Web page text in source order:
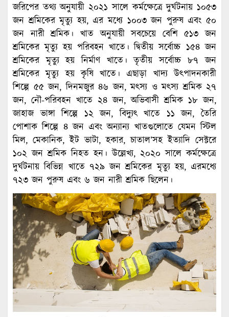
জরিপের তথ্য অনুযায়ী ২০২১ সালে কর্মক্ষেত্রে দুর্ঘটনায় ১০৫৩
জন শ্রমিকের মৃত্যু হয়, এর মধ্যে ১০০৩ জন পুরুষ এবং ৫০
জন নারী শ্রমিক। খাত অনুযায়ী সবচেয়ে বেশি ৫১৩ জন
শ্রমিকের মৃত্যু হয় পরিবহন খাতে। দ্বিতীয় সর্বোচ্চ ১৫৪ জন
শ্রমিকের মৃত্যু হয় নির্মাণ খাতে। তৃতীয় সর্বোচ্চ ৮৭ জন
শ্রমিকের মৃত্যু হয় কৃষি খাতে। এছাড়া খাদ্য উৎপাদনকারী
শিল্পে ৫৫ জন, দিনমজুর ৪৬ জন, মৎস্য ও মৎস্য শ্রমিক ২৭
জন, নৌ-পরিবহন খাতে ২৪ জন, অভিবাসী শ্রমিক ১৮ জন,
জাহাজ ভাঙ্গা শিল্পে ১২ জন, বিদ্যুৎ খাতে ১১ জন, তৈরি
পোশাক শিল্পে ৪ জন এবং অন্যান্য খাতগুলোতে যেমন স্টিল
মিল, মেকানিক, ইট ভাটা, হকার, চাতাল’সহ ইত্যাদি সেক্টরে
১০২ জন শ্রমিক নিহত হন। উল্লেখ্য, ২০২০ সালে কর্মক্ষেত্রে
দুর্ঘটনায় বিভিন্ন খাতে ৭২৯ জন শ্রমিকের মৃত্যু হয়, এরমধ্যে
৭২৩ জন পুরুষ এবং ৬ জন নারী শ্রমিক ছিলেন।